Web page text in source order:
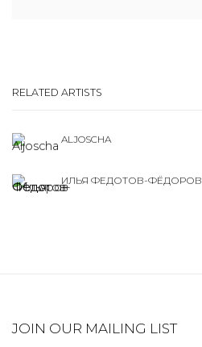
RELATED ARTISTS
ALJOSCHA
ИЛЬЯ ФЕДОТОВ-ФЁДОРОВ
JOIN OUR MAILING LIST